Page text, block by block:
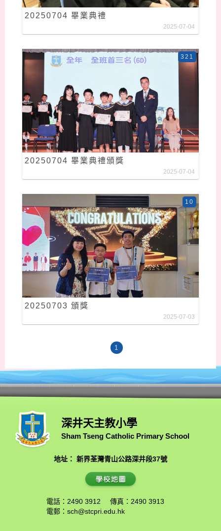
20250704 畢業典禮
2025-07-04
20250704 畢業典禮頒獎
321
2025-07-04
20250703 頒獎
10
2025-07-03
1
深井天主教小學
Sham Tseng Catholic Primary School
地址： 新界荃灣青山公路深井段37號
電話：2490 3912
傳真：2490 3913
電郵： sch@stcpri.edu.hk